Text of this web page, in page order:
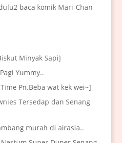
baca komik Mari-Chan
Minyak Sapi]
Yummy..
Pn.Beba wat kek wei~]
Tersedap dan Senang
murah di airasia..